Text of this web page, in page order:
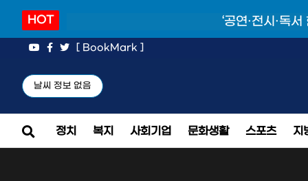
HOT ‘공연·전시·독
[ BookMark ]
날씨 정보 없음
정치 복지 사회기업 문화생활 스포츠 지